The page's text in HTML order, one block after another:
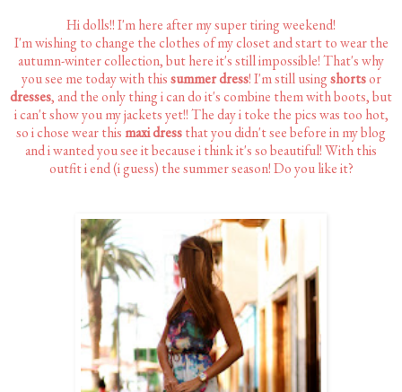
Hi dolls!! I'm here after my super tiring weekend!
I'm wishing to change the clothes of my closet and start to wear the
autumn-winter collection, but here it's still impossible! That's why
you see me today with thissummer dress! I'm still usingshortsor
dresses, and the only thing i can do it's combine them with boots, but
i can't show you my jackets yet!! The day i toke the pics was too hot,
so i chose wear thismaxi dressthat you didn't see before in my blog
and i wanted you see it because i think it's so beautiful! With this
outfit i end (i guess) the summer season! Do you like it?